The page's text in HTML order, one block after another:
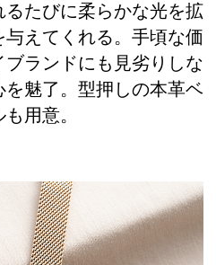
たびに柔らかな光を拡
えてくれる。手頃な価
ランドにも見劣りしな
魅了。型押しの本革ベ
用意。